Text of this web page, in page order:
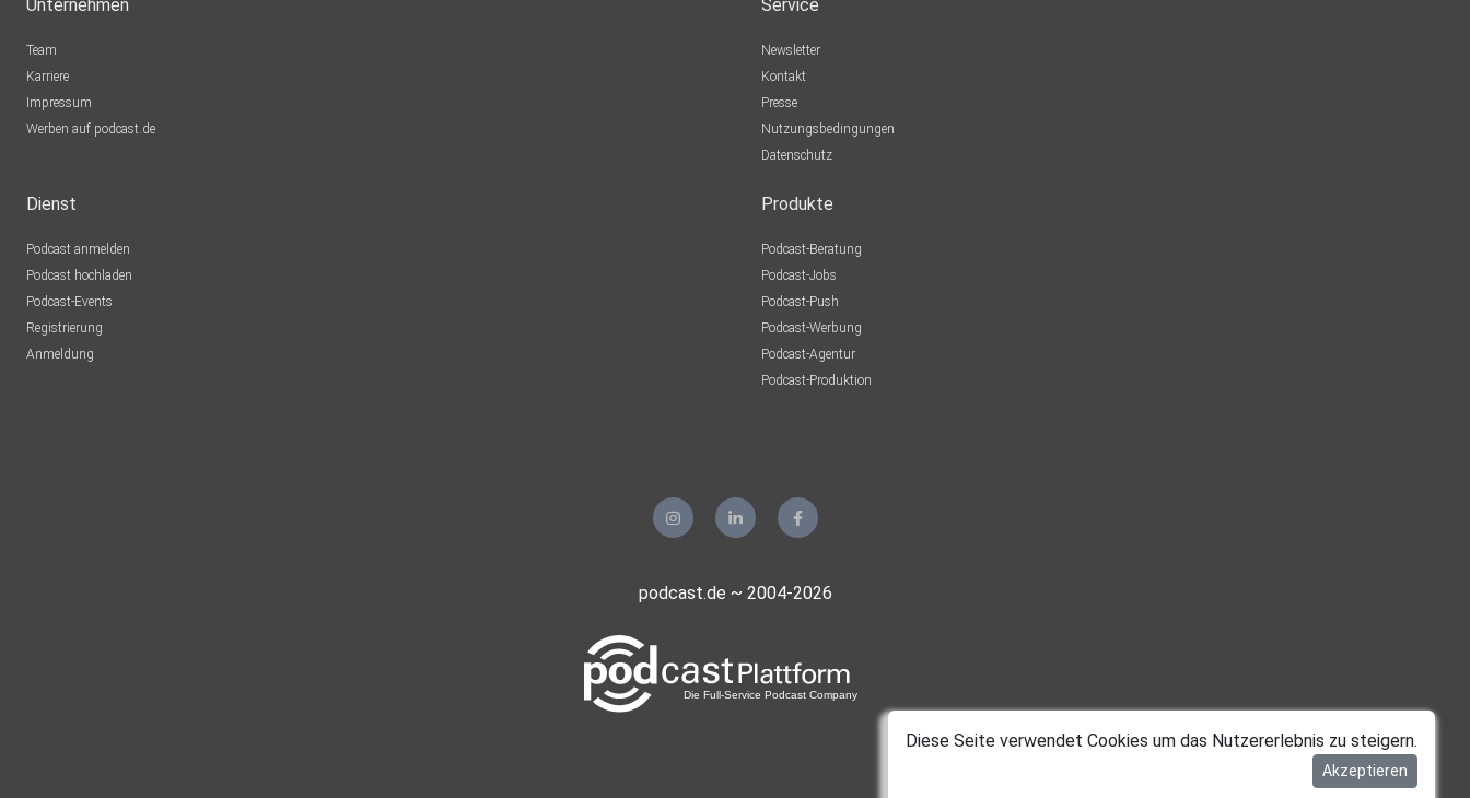
Unternehmen
Team
Karriere
Impressum
Werben auf podcast.de
Service
Newsletter
Kontakt
Presse
Nutzungsbedingungen
Datenschutz
Dienst
Podcast anmelden
Podcast hochladen
Podcast-Events
Registrierung
Anmeldung
Produkte
Podcast-Beratung
Podcast-Jobs
Podcast-Push
Podcast-Werbung
Podcast-Agentur
Podcast-Produktion
podcast.de ~ 2004-2026
Diese Seite verwendet Cookies um das Nutzererlebnis zu steigern.
Akzeptieren